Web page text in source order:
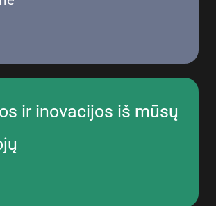
ir inovacijos iš mūsų